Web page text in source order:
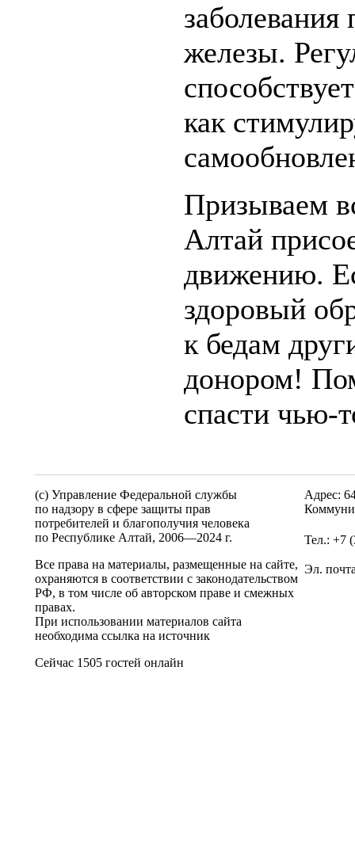
железы.
как
Призываем
Алтай
движению.
здоровый
к бедам
донором!
спасти чью-
(c) Управление Федеральной службы
по надзору в сфере защиты прав
потребителей и благополучия человека
по Республике Алтай, 2006—2024 г.
Все права на материалы, размещенные на сайте,
охраняются в соответствии с законодательством
РФ, в том числе об авторском праве и смежных
правах.
При использовании материалов сайта
необходима ссылка на источник
Сейчас 1505 гостей онлайн
Адрес:
Тел.: +7
Эл.